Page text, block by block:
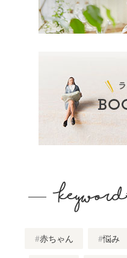
赤ちゃん 悩み